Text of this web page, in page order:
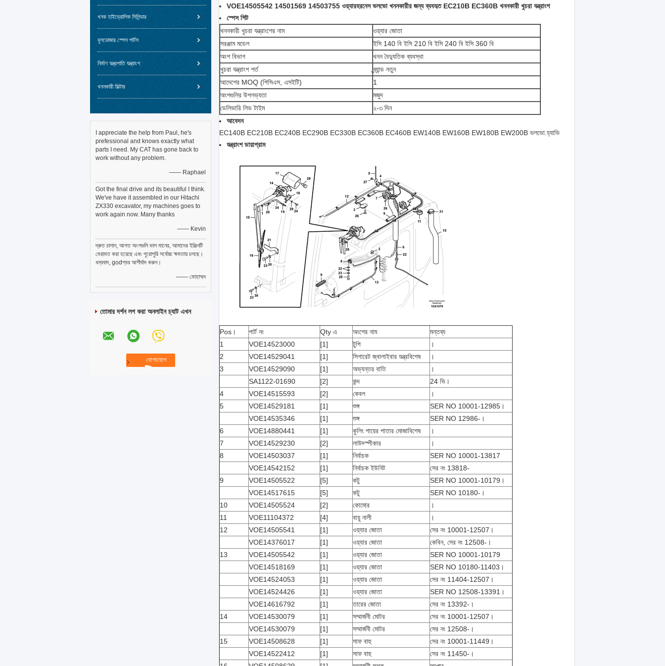
খনক হাইড্রোলিক সিলিন্ডার
বুলডোজার স্পেস পার্টস
নির্মাণ যন্ত্রপাতি যন্ত্রাংশ
খননকারী ফিল্টার
I appreciate the help from Paul, he's
prefessional and knows exactly what
parts I need. My CAT has gone back to
work without any problem.
—— Raphael
Got the final drive and its beautiful I think.
We've have it assembled in our Hitachi
ZX330 excavator, my machines goes to
work again now. Many thanks
—— Kevin
দ্রুত চালান, আগত অংশগুলি ভাল মানের, আমাদের ইঞ্জিনটি
মেরামত করা হয়েছে এবং পুরোপুরি সর্বোচ্চ ক্ষমতায় চলছে।
ধন্যবাদ, godশ্বর আশীর্বাদ করুন।
—— মোহাম্মদ
তোমার দর্শন লগ করা অনলাইন চ্যাট এখন
VOE14505542 14501569 14503755 ওয়্যারহরনেস ভলভো খননকারীর জন্য ব্যবহৃত EC210B EC360B খননকারী খুচরা যন্ত্রাংশ
স্পেস শিট
খননকারী খুচরা যন্ত্রাংশের নাম
ওয়্যার জোতা
সরঞ্জাম মডেল
ইসি 140 বি ইসি 210 বি ইসি 240 বি ইসি 360 বি
অংশ বিভাগ
খনন বৈদ্যুতিক ব্যবস্থা
খুচরা যন্ত্রাংশ শর্ত
ব্র্যান্ড নতুন
আদেশের MOQ (পিসিএস, এসইটি)
1
অংশগুলির উপলভ্যতা
মজুদ
ডেলিভারি লিড টাইম
২-৩ দিন
আবেদন
EC140B EC210B EC240B EC290B EC330B EC360B EC460B EW140B EW160B EW180B EW200B ভলভো.হ্যাভি
যন্ত্রাংশ ডায়াগ্রাম
Pos। পার্ট নং Qty এ অংশের নাম
মন্তব্য
1
VOE14523000 [1] টুপি
।
2
VOE14529041 [1] সিগারেট জ্বালাইবার যন্ত্রবিশেষ
।
3
VOE14529090 [1] অভ্যন্তর বাতি
।
SA1122-01690
[2] কন্দ
24 ভি।
4
VOE14515593 [2] কেবল
।
5
VOE14529181 [1] শুঙ্গ
SER NO 10001-12985।
VOE14535346
[1] শুঙ্গ
SER NO 12986-।
6
VOE14880441 [1] কুলিং পায়ের পাতার মোজাবিশেষ
।
7
VOE14529230 [2] লাউড্স্পীকার
।
8
VOE14503037 [1] নির্বাচক
SER NO 10001-13817
VOE14542152
[1] নির্বাচক ইউনিট
সের নং 13818-
9
VOE14505522 [5] কটু
SER NO 10001-10179।
VOE14517615
[5] কটু
SER NO 10180-।
10
VOE14505524 [2] কোমোর
।
11
VOE11104372 [4] বায়ু নালী
।
12
VOE14505541 [1] ওয়্যার জোতা
সের নং 10001-12507।
VOE14376017
[1] ওয়্যার জোতা
কেবিন, সের নং 12508-।
13
VOE14505542 [1] ওয়্যার জোতা
SER NO 10001-10179
VOE14518169
[1] ওয়্যার জোতা
SER NO 10180-11403।
VOE14524053
[1] ওয়্যার জোতা
সের নং 11404-12507।
VOE14524426
[1] ওয়্যার জোতা
SER NO 12508-13391।
VOE14616792
[1] তারের জোতা
সের নং 13392-।
14
VOE14530079 [1] সম্মার্জনী মোটর
সের নং 10001-12507।
VOE14530079
[1] সম্মার্জনী মোটর
সের নং 12508-।
15
VOE14508628 [1] সাফ বাহু
সের নং 10001-11449।
VOE14522412
[1] সাফ বাহু
সের নং 11450-।